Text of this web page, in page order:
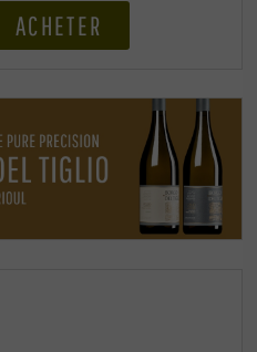
ACHETER